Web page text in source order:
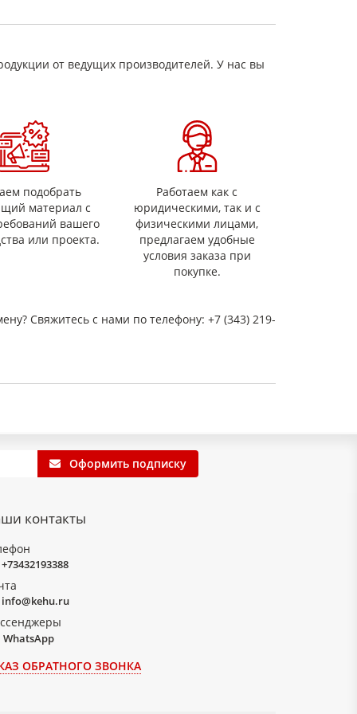
от ведущих производителей. У нас вы
подобрать
материал с
вашего
или проекта.
Работаем как с
юридическими, так и с
физическими лицами,
предлагаем удобные
условия заказа при
покупке.
Свяжитесь с нами по телефону: +7 (343) 219-
Оформить подписку
контакты
+73432193388
info@kehu.ru
WhatsApp
ОБРАТНОГО ЗВОНКА